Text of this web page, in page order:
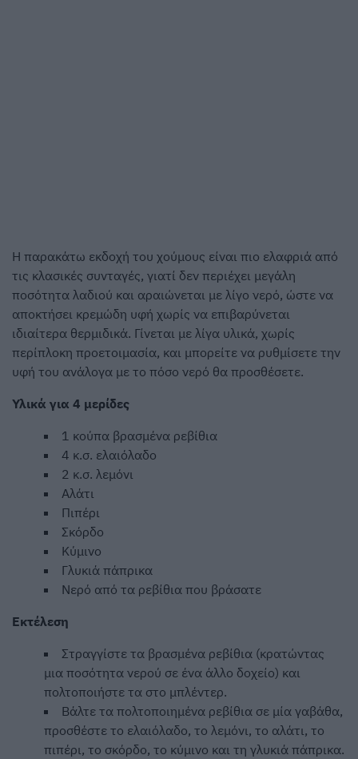
Η παρακάτω εκδοχή του χούμους είναι πιο ελαφριά από
τις κλασικές συνταγές, γιατί δεν περιέχει μεγάλη
ποσότητα λαδιού και αραιώνεται με λίγο νερό, ώστε να
αποκτήσει κρεμώδη υφή χωρίς να επιβαρύνεται
ιδιαίτερα θερμιδικά. Γίνεται με λίγα υλικά, χωρίς
περίπλοκη προετοιμασία, και μπορείτε να ρυθμίσετε την
υφή του ανάλογα με το πόσο νερό θα προσθέσετε.
Υλικά για 4 μερίδες
1 κούπα βρασμένα ρεβίθια
4 κ.σ. ελαιόλαδο
2 κ.σ. λεμόνι
Αλάτι
Πιπέρι
Σκόρδο
Κύμινο
Γλυκιά πάπρικα
Νερό από τα ρεβίθια που βράσατε
Εκτέλεση
Στραγγίστε τα βρασμένα ρεβίθια (κρατώντας
μια ποσότητα νερού σε ένα άλλο δοχείο) και
πολτοποιήστε τα στο μπλέντερ.
Βάλτε τα πολτοποιημένα ρεβίθια σε μία γαβάθα,
προσθέστε το ελαιόλαδο, το λεμόνι, το αλάτι, το
πιπέρι, το σκόρδο, το κύμινο και τη γλυκιά πάπρικα.